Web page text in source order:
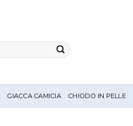
GIACCA CAMICIA CHIODO IN PELLE